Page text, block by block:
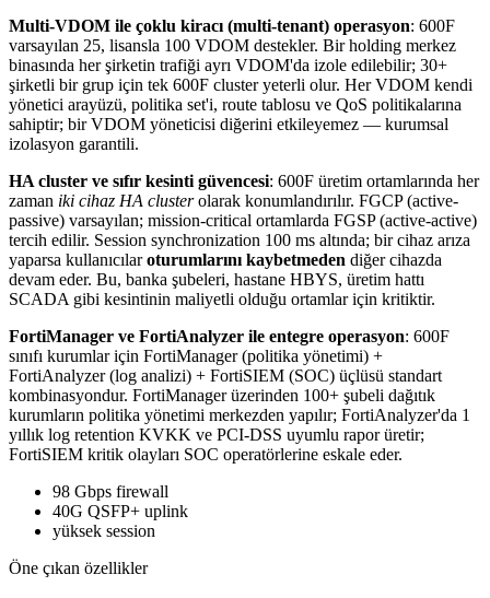
Multi-VDOM ile çoklu kiracı (multi-tenant) operasyon: 600F
varsayılan 25, lisansla 100 VDOM destekler. Bir holding merkez
binasında her şirketin trafiği ayrı VDOM'da izole edilebilir; 30+
şirketli bir grup için tek 600F cluster yeterli olur. Her VDOM kendi
yönetici arayüzü, politika set'i, route tablosu ve QoS politikalarına
sahiptir; bir VDOM yöneticisi diğerini etkileyemez — kurumsal
izolasyon garantili.
HA cluster ve sıfır kesinti güvencesi: 600F üretim ortamlarında her
zaman iki cihaz HA clusterolarak konumlandırılır. FGCP (active-
passive) varsayılan; mission-critical ortamlarda FGSP (active-active)
tercih edilir. Session synchronization 100 ms altında; bir cihaz arıza
yaparsa kullanıcılaroturumlarını kaybetmeden diğer cihazda
devam eder. Bu, banka şubeleri, hastane HBYS, üretim hattı
SCADA gibi kesintinin maliyetli olduğu ortamlar için kritiktir.
FortiManager ve FortiAnalyzer ile entegre operasyon: 600F
sınıfı kurumlar için FortiManager (politika yönetimi) +
FortiAnalyzer (log analizi) + FortiSIEM (SOC) üçlüsü standart
kombinasyondur. FortiManager üzerinden 100+ şubeli dağıtık
kurumların politika yönetimi merkezden yapılır; FortiAnalyzer'da 1
yıllık log retention KVKK ve PCI-DSS uyumlu rapor üretir;
FortiSIEM kritik olayları SOC operatörlerine eskale eder.
98 Gbps firewall
40G QSFP+ uplink
yüksek session
Öne çıkan özellikler